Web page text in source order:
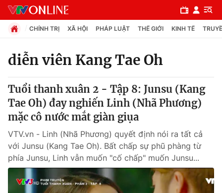
Chuyên mục
Chính trị
Pháp luật
Y tế
CHÍNH TRỊ XÃ HỘI PHÁP LUẬT THẾ GIỚI KINH TẾ
diễn viên Kang Tae Oh
Tuổi thanh xuân 2 - Tập 8: Junsu (Kang
Tae Oh) đay nghiến Linh (Nhã Phương)
mặc cô nước mắt giàn giụa
VTV.vn - Linh (Nhã Phương) quyết định nói ra tất cả
với Junsu (Kang Tae Oh). Bất chấp sự phũ phàng từ
phía Junsu, Linh vẫn muốn "cố chấp" muốn Junsu...